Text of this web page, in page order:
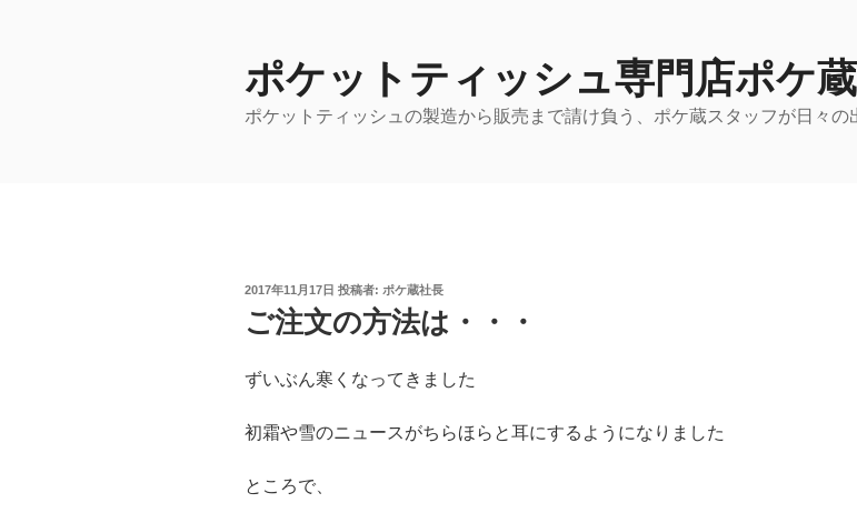
ポケットティッシュ専門店ポケ蔵
ポケットティッシュの製造から販売まで請け負う、ポケ蔵スタッフが日々の
投
日:
2017年11月17日 投稿者: ポケ蔵社長
ご注文の方法は・・・
ずいぶん寒くなってきました
初霜や雪のニュースがちらほらと耳にするようになりました
ところで、